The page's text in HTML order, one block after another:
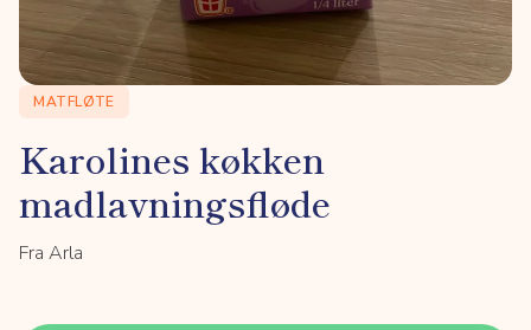
MATFLØTE
Karolines køkken
madlavningsfløde
Fra Arla